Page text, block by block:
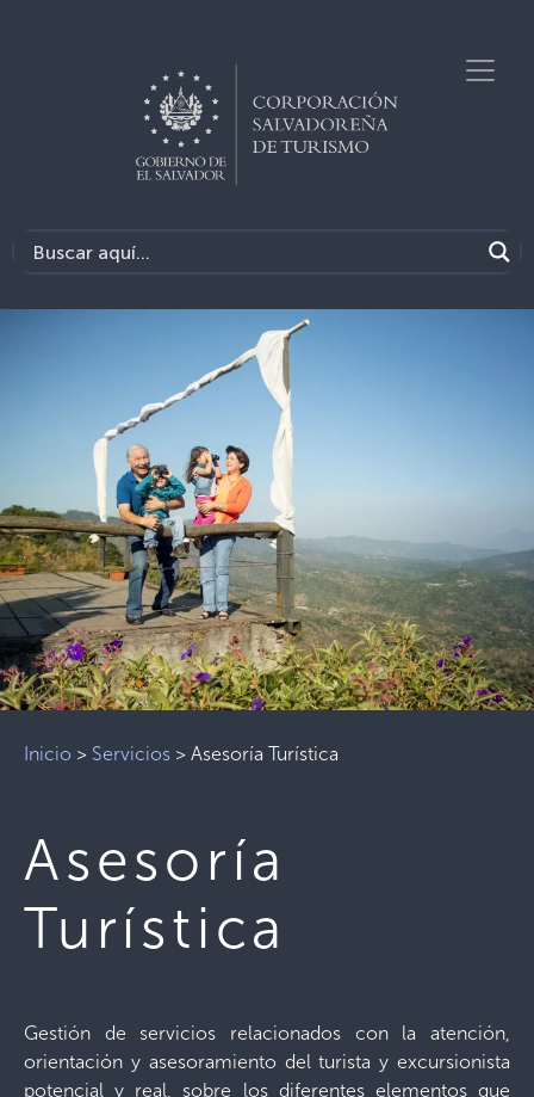
Inicio > Servicios > Asesoría Turística
Asesoría
Turística
Gestión de servicios relacionados con la atención,
orientación y asesoramiento del turista y excursionista
potencial y real, sobre los diferentes elementos que